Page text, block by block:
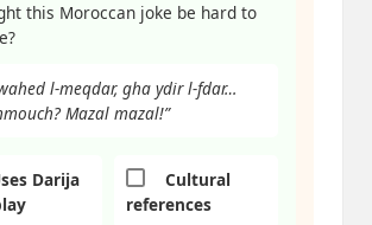
this Moroccan joke be hard to
l-meqdar, gha ydir l-fdar…
Mazal mazal!”
Darija
Cultural
references